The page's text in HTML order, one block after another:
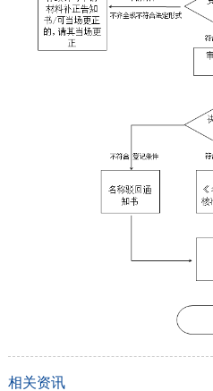
相关资讯